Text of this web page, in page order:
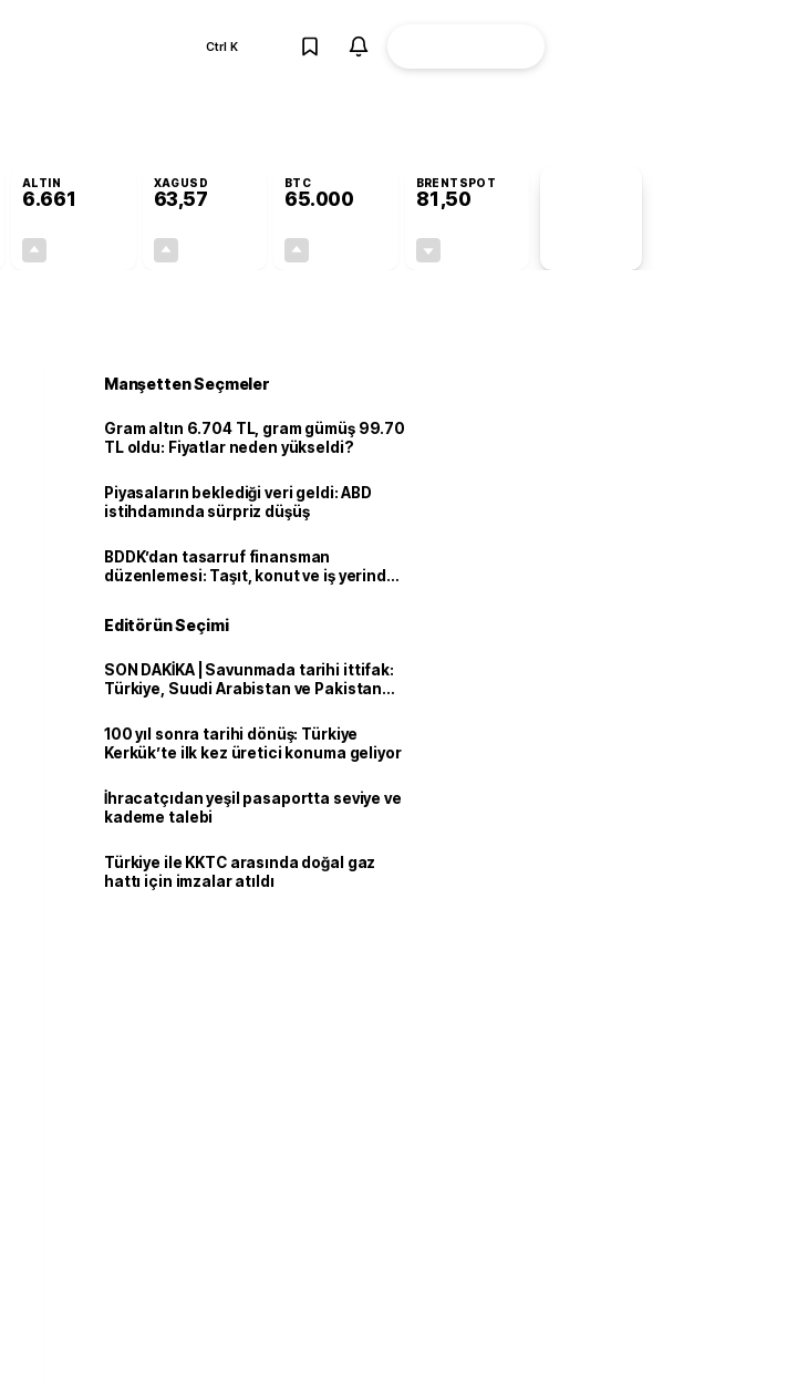
Ctrl K
ALTIN
6.661
XAGUSD
63,57
BTC
65.000
BRENTSPOT
81,50
Manşetten Seçmeler
Gram altın 6.704 TL, gram gümüş 99.70
TL oldu: Fiyatlar neden yükseldi?
Piyasaların beklediği veri geldi: ABD
istihdamında sürpriz düşüş
BDDK’dan tasarruf finansman
düzenlemesi: Taşıt, konut ve iş yerinde
Editörün Seçimi
SON DAKİKA | Savunmada tarihi ittifak:
Türkiye, Suudi Arabistan ve Pakistan
100 yıl sonra tarihi dönüş: Türkiye
Kerkük’te ilk kez üretici konuma geliyor
İhracatçıdan yeşil pasaportta seviye ve
kademe talebi
Türkiye ile KKTC arasında doğal gaz
hattı için imzalar atıldı